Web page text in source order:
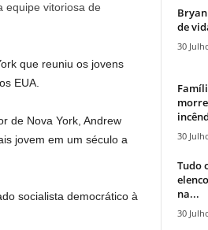
equipe vitoriosa de
que reuniu os jovens
EUA.
de Nova York, Andrew
jovem em um século a
socialista democrático à
de
30
30
Tudo
na...
30